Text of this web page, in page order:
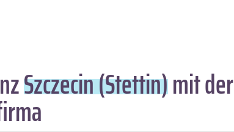
Szczecin (Stettin)mit der